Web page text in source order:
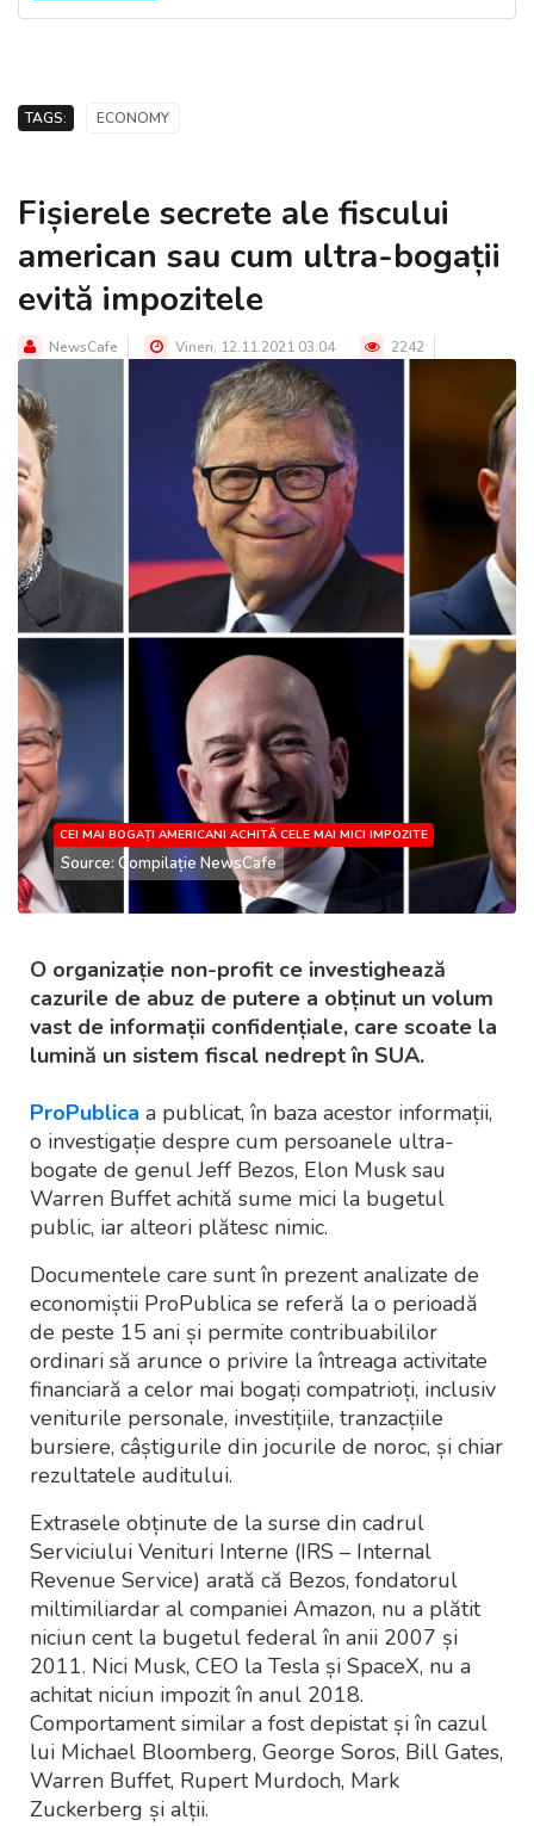
TAGS: ECONOMY
Fișierele secrete ale fiscului
american sau cum ultra-bogații
evită impozitele
NewsCafe Vineri, 12.11.2021 03:04 2242
CEI MAI BOGAȚI AMERICANI ACHITĂ CELE MAI MICI IMPOZITE
Source: Compilație NewsCafe
O organizație non-profit ce investighează
cazurile de abuz de putere a obținut un volum
vast de informații confidențiale, care scoate la
lumină un sistem fiscal nedrept în SUA.
ProPublica a publicat, în baza acestor informații,
o investigație despre cum persoanele ultra-
bogate de genul Jeff Bezos, Elon Musk sau
Warren Buffet achită sume mici la bugetul
public, iar alteori plătesc nimic.
Documentele care sunt în prezent analizate de
economiștii ProPublica se referă la o perioadă
de peste 15 ani și permite contribuabililor
ordinari să arunce o privire la întreaga activitate
financiară a celor mai bogați compatrioți, inclusiv
veniturile personale, investițiile, tranzacțiile
bursiere, câștigurile din jocurile de noroc, și chiar
rezultatele auditului.
Extrasele obținute de la surse din cadrul
Serviciului Venituri Interne (IRS – Internal
Revenue Service) arată că Bezos, fondatorul
miltimiliardar al companiei Amazon, nu a plătit
niciun cent la bugetul federal în anii 2007 și
2011. Nici Musk, CEO la Tesla și SpaceX, nu a
achitat niciun impozit în anul 2018.
Comportament similar a fost depistat și în cazul
lui Michael Bloomberg, George Soros, Bill Gates,
Warren Buffet, Rupert Murdoch, Mark
Zuckerberg și alții.